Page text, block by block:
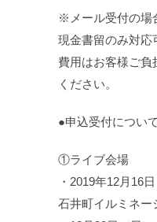
※メール受付の場
現金書留のみ対応
費用はお客様ご負
ください。
●申込受付について
①ライブ会場
・2019年12月16日
石井町イルミネー